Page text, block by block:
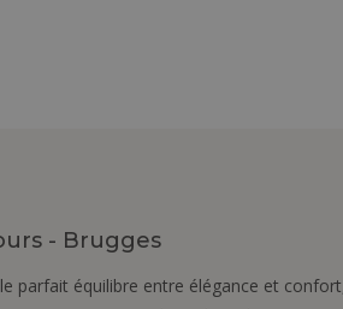
- Brugges
parfait équilibre entre élégance et